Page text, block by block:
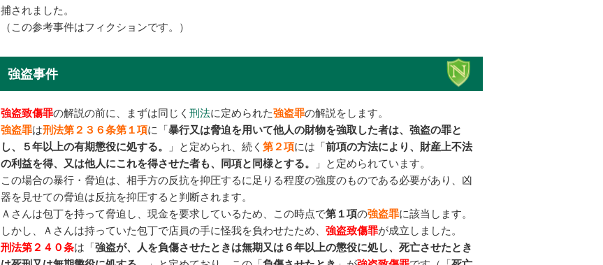
捕されました。
（この参考事件はフィクションです。）
強盗事件
強盗致傷罪の解説の前に、まずは同じく 刑法に定められた強盗罪の解説をします。
強盗罪は刑法第２３６条第１項に「暴行又は脅迫を用いて他人の財物を強取した者は、強盗の罪と
し、５年以上の有期懲役に処する。
」と定められ、続く 第２項には「前項の方法により、財産上不法
の利益を得、又は他人にこれを得させた者も、同項と同様とする。
」と定められています。
この場合の暴行・脅迫は、相手方の反抗を抑圧するに足りる程度の強度のものである必要があり、凶
器を見せての脅迫は反抗を抑圧すると判断されます。
Ａさんは包丁を持って脅迫し、現金を要求しているため、この時点で第１項の強盗罪に該当します。
しかし、Ａさんは持っていた包丁で店員の手に怪我を負わせたため、 強盗致傷罪が成立しました。
刑法第２４０条は「強盗が、人を負傷させたときは無期又は６年以上の懲役に処し、死亡させたとき